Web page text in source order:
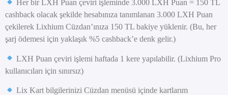
Her bir LXH Puan çeviri işleminde 3.000 LXH Puan = 150 TL
cashback olacak şekilde hesabınıza tanımlanan 3.000 LXH Puan
çekilerek Lixhium Cüzdan’ınıza 150 TL bakiye yüklenir. (Bu, her
şarj ödemesi için yaklaşık %5 cashback’e denk gelir.)
LXH Puan çeviri işlemi haftada 1 kere yapılabilir. (Lixhium Pro
kullanıcıları için sınırsız)
Lix Kart bilgilerinizi Cüzdan menüsü içinde kartlarım